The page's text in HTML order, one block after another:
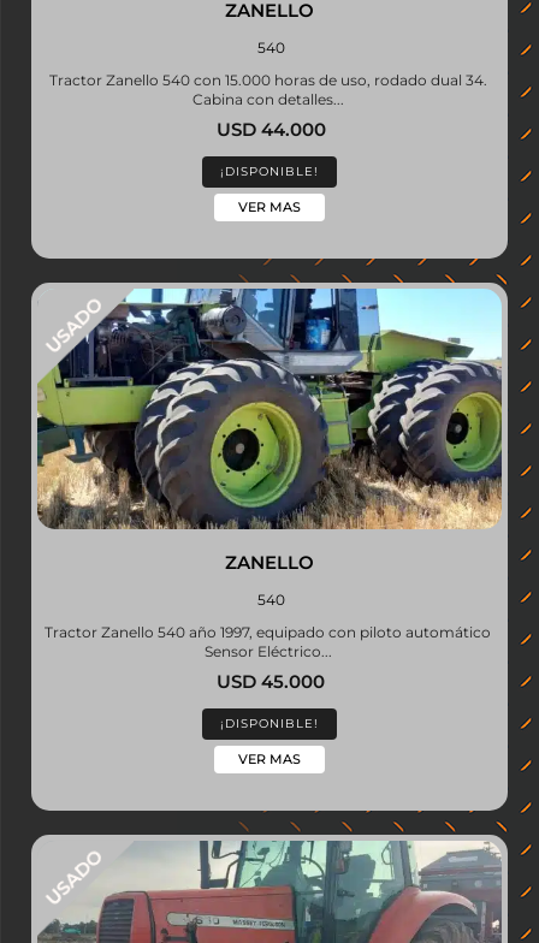
ZANELLO
540
Tractor Zanello 540 con 15.000 horas de uso, rodado dual 34.
Cabina con detalles...
USD 44.000
¡DISPONIBLE!
VER MAS
ZANELLO
540
Tractor Zanello 540 año 1997, equipado con piloto automático
Sensor Eléctrico...
USD 45.000
¡DISPONIBLE!
VER MAS